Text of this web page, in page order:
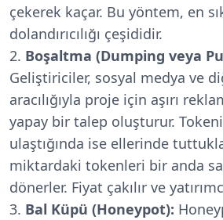
çekerek kaçar. Bu yöntem, en
dolandırıcılığı çeşididir.
Boşaltma (Dumping veya
Geliştiriciler, sosyal medya ve
aracılığıyla proje için aşırı
yapay bir talep oluşturur.
ulaştığında ise ellerinde
miktardaki tokenleri bir anda
dönerler. Fiyat çakılır ve
Bal Küpü (Honeypot):